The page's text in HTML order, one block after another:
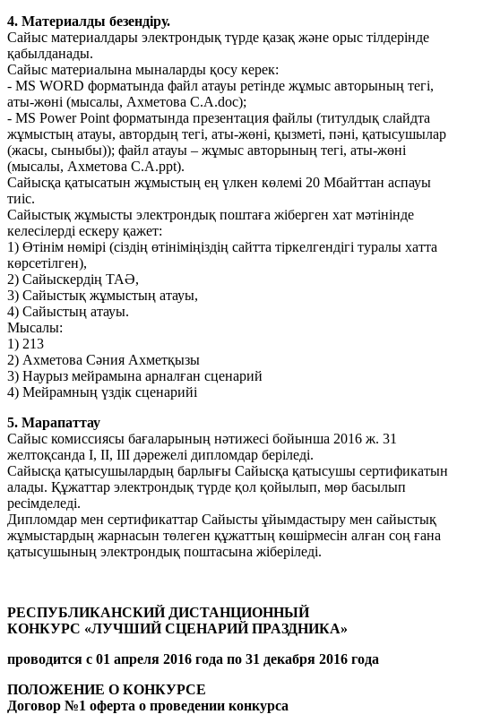
4. Материалды безендіру.
Сайыс материалдары электрондық түрде қазақ және орыс тілдерінде
қабылданады.
Сайыс материалына мыналарды қосу керек:
- MS WORD форматында файл атауы ретінде жұмыс авторының тегі,
аты-жөні (мысалы, Ахметова С.А.doc);
- MS Power Point форматында презентация файлы (титулдық слайдта
жұмыстың атауы, автордың тегі, аты-жөні, қызметі, пәні, қатысушылар
(жасы, сыныбы)); файл атауы – жұмыс авторының тегі, аты-жөні
(мысалы, Ахметова С.А.ppt).
Сайысқа қатысатын жұмыстың ең үлкен көлемі 20 Мбайттан аспауы
тиіс.
Сайыстық жұмысты электрондық поштаға жіберген хат мәтінінде
келесілерді ескеру қажет:
1) Өтінім нөмірі (сіздің өтініміңіздің сайтта тіркелгендігі туралы хатта
көрсетілген),
2) Сайыскердің ТАӘ,
3) Сайыстық жұмыстың атауы,
4) Сайыстың атауы.
Мысалы:
1) 213
2) Ахметова Сәния Ахметқызы
3) Наурыз мейрамына арналған сценарий
4) Мейрамның үздік сценарийі
5. Марапаттау
Сайыс комиссиясы бағаларының нәтижесі бойынша 2016 ж. 31
желтоқсанда I, II, III дәрежелі дипломдар беріледі.
Сайысқа қатысушылардың барлығы Сайысқа қатысушы сертификатын
алады. Құжаттар электрондық түрде қол қойылып, мөр басылып
ресімделеді.
Дипломдар мен сертификаттар Сайысты ұйымдастыру мен сайыстық
жұмыстардың жарнасын төлеген құжаттың көшірмесін алған соң ғана
қатысушының электрондық поштасына жіберіледі.
PECПУБЛИКAНCКИЙ ДИСТАНЦИОННЫЙ
КОНКУPC «ЛУЧШИЙ CЦEНAPИЙ ПPAЗДНИКA»
пpоводитcя c 01 апреля 2016 годa по 31 декабря 2016 годa
ПОЛОЖEНИE О КОНКУPCE
Договоp №1 офepтa о пpовeдeнии конкуpca